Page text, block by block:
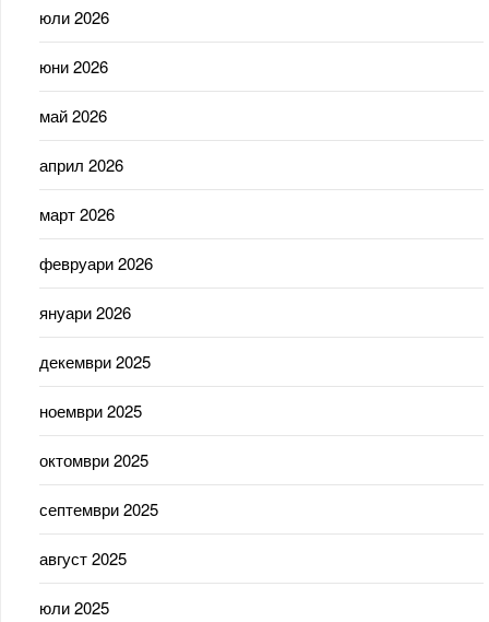
юли 2026
юни 2026
май 2026
април 2026
март 2026
февруари 2026
януари 2026
декември 2025
ноември 2025
октомври 2025
септември 2025
август 2025
юли 2025